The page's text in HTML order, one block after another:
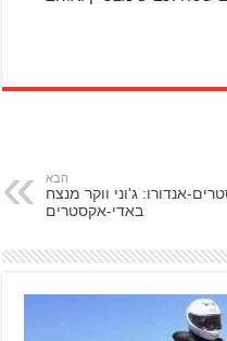
הבא
אנדורו: ג'וני ווקר מנצח
באדי-אקסטרים